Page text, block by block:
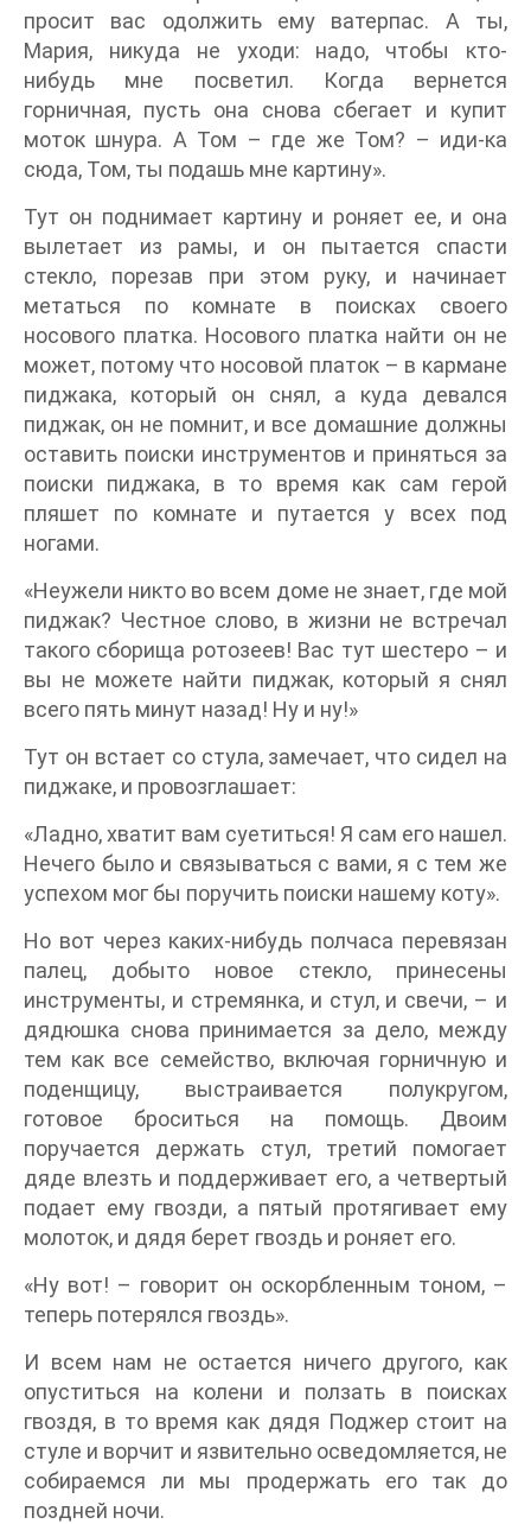
просит вас одолжить ему ватерпас. А ты,
Мария, никуда не уходи: надо, чтобы кто-
нибудь мне посветил. Когда вернется
горничная, пусть она снова сбегает и купит
моток шнура. А Том – где же Том? – иди-ка
сюда, Том, ты подашь мне картину».
Тут он поднимает картину и роняет ее, и она
вылетает из рамы, и он пытается спасти
стекло, порезав при этом руку, и начинает
метаться по комнате в поисках своего
носового платка. Носового платка найти он не
может, потому что носовой платок – в кармане
пиджака, который он снял, а куда девался
пиджак, он не помнит, и все домашние должны
оставить поиски инструментов и приняться за
поиски пиджака, в то время как сам герой
пляшет по комнате и путается у всех под
ногами.
«Неужели никто во всем доме не знает, где мой
пиджак? Честное слово, в жизни не встречал
такого сборища ротозеев! Вас тут шестеро – и
вы не можете найти пиджак, который я снял
всего пять минут назад! Ну и ну!»
Тут он встает со стула, замечает, что сидел на
пиджаке, и провозглашает:
«Ладно, хватит вам суетиться! Я сам его нашел.
Нечего было и связываться с вами, я с тем же
успехом мог бы поручить поиски нашему коту».
Но вот через каких-нибудь полчаса перевязан
палец, добыто новое стекло, принесены
инструменты, и стремянка, и стул, и свечи, – и
дядюшка снова принимается за дело, между
тем как все семейство, включая горничную и
поденщицу, выстраивается полукругом,
готовое броситься на помощь. Двоим
поручается держать стул, третий помогает
дяде влезть и поддерживает его, а четвертый
подает ему гвозди, а пятый протягивает ему
молоток, и дядя берет гвоздь и роняет его.
«Ну вот! – говорит он оскорбленным тоном, –
теперь потерялся гвоздь».
И всем нам не остается ничего другого, как
опуститься на колени и ползать в поисках
гвоздя, в то время как дядя Поджер стоит на
стуле и ворчит и язвительно осведомляется, не
собираемся ли мы продержать его так до
поздней ночи.